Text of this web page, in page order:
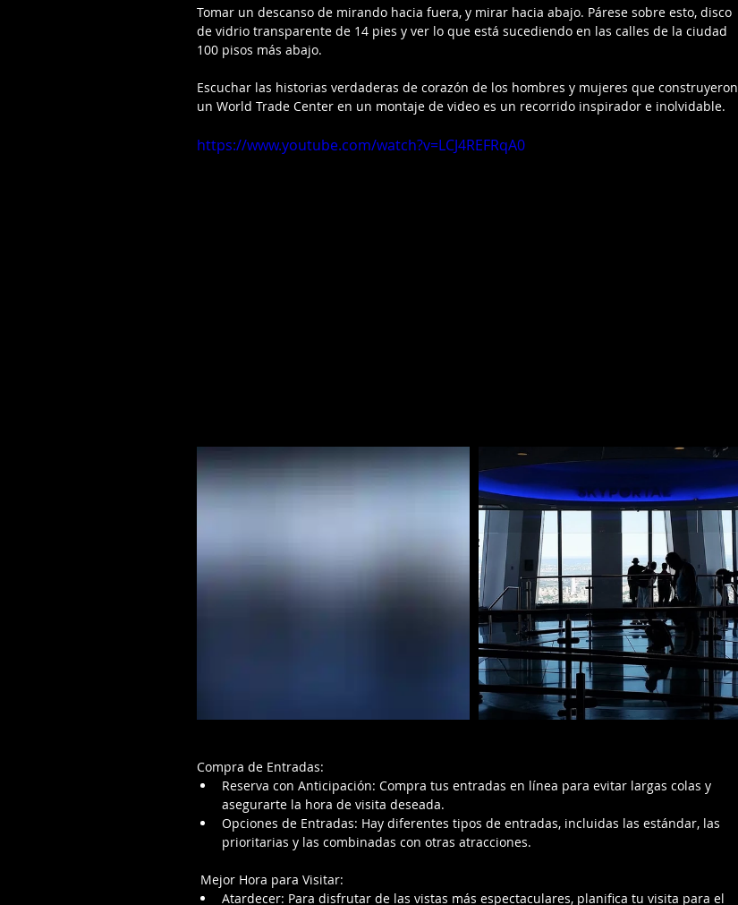
Tomar un descanso de mirando hacia fuera, y mirar hacia abajo. Párese sobre esto, disco
de vidrio transparente de 14 pies y ver lo que está sucediendo en las calles de la ciudad
100 pisos más abajo.
Escuchar las historias verdaderas de corazón de los hombres y mujeres que construyeron
un World Trade Center en un montaje de video es un recorrido inspirador e inolvidable.
https://www.youtube.com/watch?v=LCJ4REFRqA0
Compra de Entradas:
Reserva con Anticipación: Compra tus entradas en línea para evitar largas colas y
asegurarte la hora de visita deseada.
Opciones de Entradas: Hay diferentes tipos de entradas, incluidas las estándar, las
prioritarias y las combinadas con otras atracciones.
Mejor Hora para Visitar:
Atardecer: Para disfrutar de las vistas más espectaculares, planifica tu visita para el